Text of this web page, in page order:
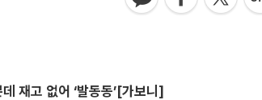
재고 없어 ‘발동동’[가보니]